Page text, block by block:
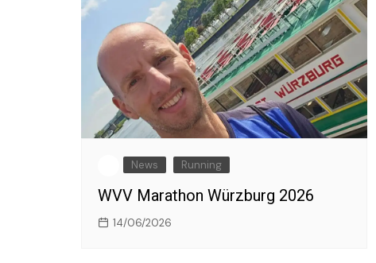
News Running
WVV Marathon Würzburg 2026
14/06/2026